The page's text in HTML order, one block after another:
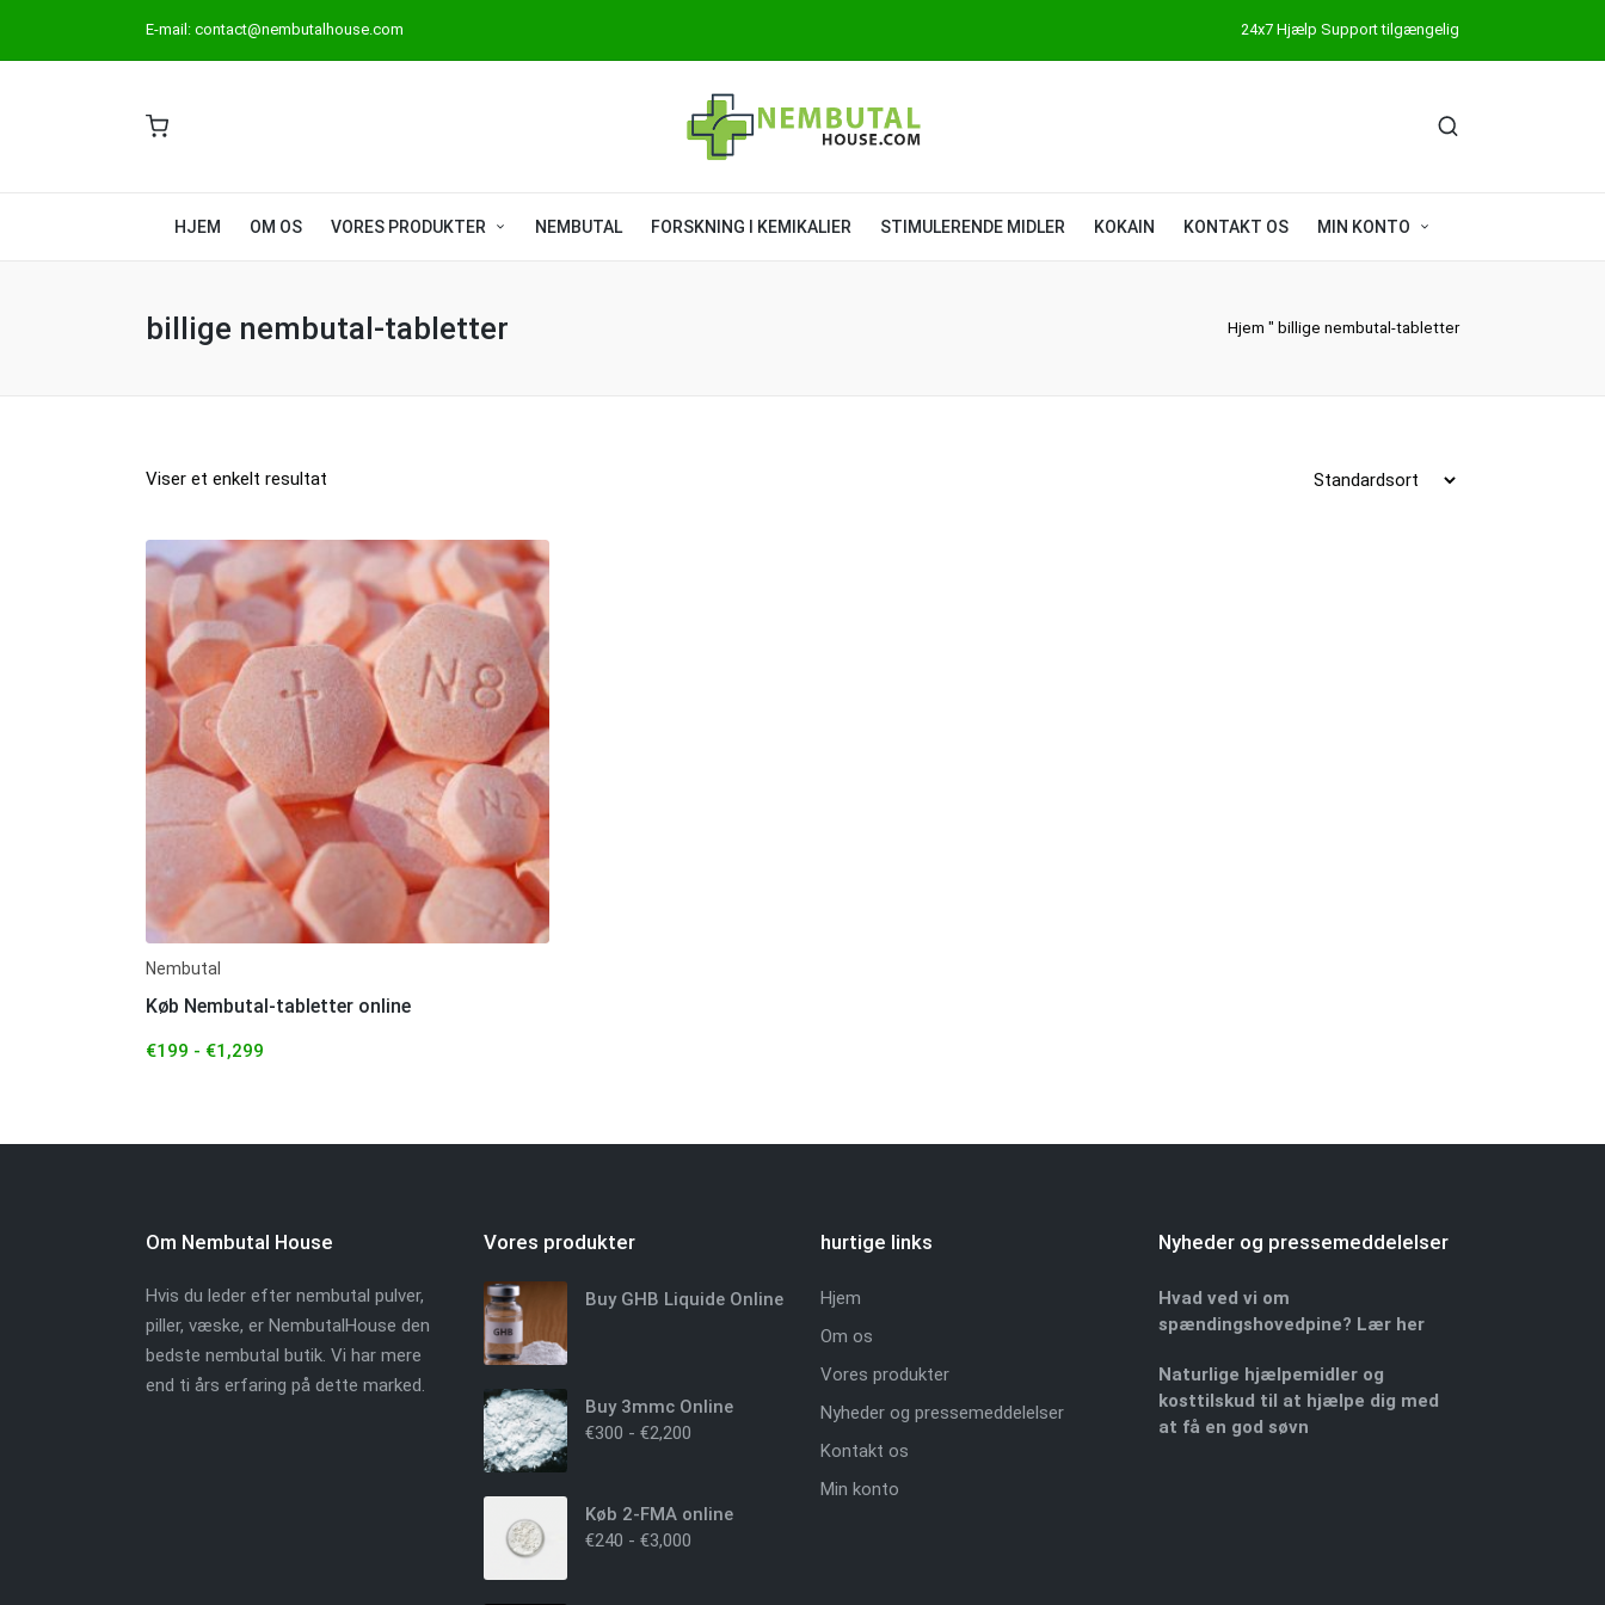
E-mail: contact@nembutalhouse.com 24x7 Hjælp Support tilgængelig
HJEM OM OS VORES PRODUKTER NEMBUTAL FORSKNING I KEMIKALIER STIMULERENDE MIDLER KOKAIN KONTAKT OS MIN KONTO
billige nembutal-tabletter Hjem " billige nembutal-tabletter
Viser et enkelt resultat
Nembutal
Køb Nembutal-tabletter online
€199 - €1,299
Om Nembutal House
Hvis du leder efter nembutal pulver,
piller, væske, er NembutalHouse den
bedste nembutal butik. Vi har mere
end ti års erfaring på dette marked.
Vores produkter
Buy GHB Liquide Online
Buy 3mmc Online
€300 - €2,200
Køb 2-FMA online
€240 - €3,000
hurtige links
Hjem
Om os
Vores produkter
Nyheder og pressemeddelelser
Kontakt os
Min konto
Nyheder og pressemeddelelser
Hvad ved vi om
spændingshovedpine? Lær her
Naturlige hjælpemidler og
kosttilskud til at hjælpe dig med
at få en god søvn